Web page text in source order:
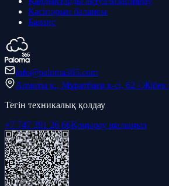
Кәсіпорын балансы
Баланс
info@paloma365.com
Алматы қ., Мұратбаев к-сі, 62 /
Тегін техникалық қолдау
+7 747 391 26 66Қоңырау шалыңыз